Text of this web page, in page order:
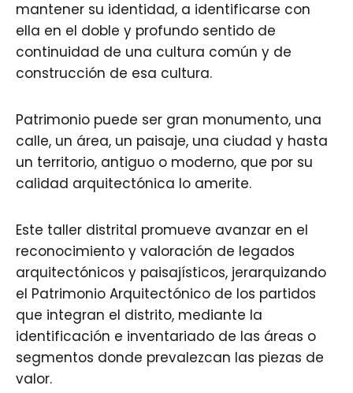
mantener su identidad, a identificarse con
ella en el doble y profundo sentido de
continuidad de una cultura común y de
construcción de esa cultura.
Patrimonio puede ser gran monumento, una
calle, un área, un paisaje, una ciudad y hasta
un territorio, antiguo o moderno, que por su
calidad arquitectónica lo amerite.
Este taller distrital promueve avanzar en el
reconocimiento y valoración de legados
arquitectónicos y paisajísticos, jerarquizando
el Patrimonio Arquitectónico de los partidos
que integran el distrito, mediante la
identificación e inventariado de las áreas o
segmentos donde prevalezcan las piezas de
valor.